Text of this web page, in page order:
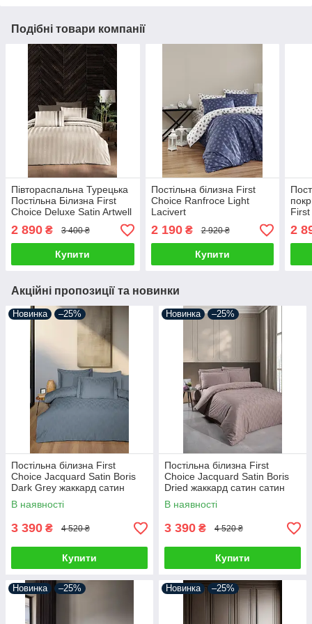
Подібні товари компанії
Півтораспальна Турецька
Постільна Білизна First
Choice Deluxe Satin Artwell
Champagne 160х220см
2 890 ₴ 3 400 ₴
Купити
Постільна білизна First
Choice Ranfroce Light
Lacivert
2 190₴ 2 920 ₴
Купити
Lilac
2
Акційні пропозиції та новинки
Новинка –25%
Постільна білизна First
Choice Jacquard Satin Boris
Dark Grey жаккард сатин
сатин Туреччина 200х220см
В наявності
3 390 ₴ 4 520 ₴
Купити
Новинка –25%
Постільна білизна First
Choice Jacquard Satin Boris
Dried жаккард сатин сатин
Туреччина 200х220см
В наявності
3 390 ₴ 4 520 ₴
Купити
Новинка –25% Новинка –25%